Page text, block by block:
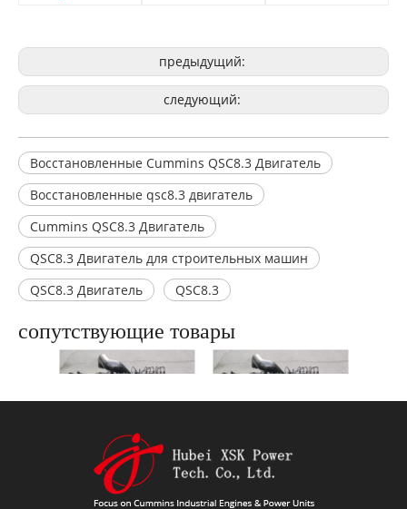
предыдущий:
следующий:
Восстановленные Cummins QSC8.3 Двигатель
Восстановленные qsc8.3 двигатель
Cummins QSC8.3 Двигатель
QSC8.3 Двигатель для строительных машин
QSC8.3 Двигатель
QSC8.3
сопутствующие товары
Двигатель ХМ8.3/6CTAA8.3 для экскаватора Hyundai HX340SL